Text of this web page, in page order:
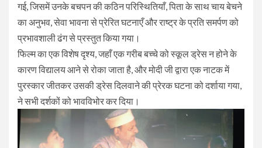
गई, जिसमें उनके बचपन की कठिन परिस्थितियाँ, पिता के साथ चाय बेचने
का अनुभव, सेवा भावना से प्रेरित घटनाएँ और राष्ट्र के प्रति समर्पण को
प्रभावशाली ढंग से प्रस्तुत किया गया।
फिल्म का एक विशेष दृश्य, जहाँ एक गरीब बच्चे को स्कूल ड्रेस न होने के
कारण विद्यालय आने से रोका जाता है, और मोदी जी द्वारा एक नाटक में
पुरस्कार जीतकर उसकी ड्रेस दिलवाने की प्रेरक घटना को दर्शाया गया,
ने सभी दर्शकों को भावविभोर कर दिया।